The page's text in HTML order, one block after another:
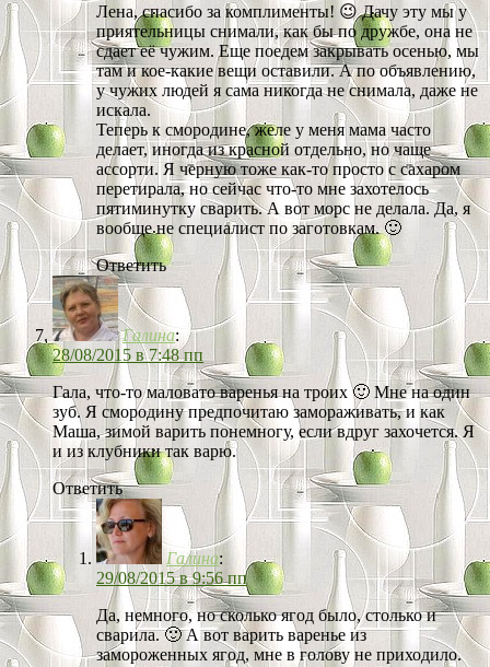
Лена, спасибо за комплименты! 😉 Дачу эту мы у
приятельницы снимали, как бы по дружбе, она не
сдает её чужим. Еще поедем закрывать осенью, мы
там и кое-какие вещи оставили. А по объявлению,
у чужих людей я сама никогда не снимала, даже не
искала.
Теперь к смородине, желе у меня мама часто
делает, иногда из красной отдельно, но чаще
ассорти. Я черную тоже как-то просто с сахаром
перетирала, но сейчас что-то мне захотелось
пятиминутку сварить. А вот морс не делала. Да, я
вообще не специалист по заготовкам. 🙂
Ответить
Галина:
28/08/2015 в 7:48 пп
Гала, что-то маловато варенья на троих 🙂 Мне на один
зуб. Я смородину предпочитаю замораживать, и как
Маша, зимой варить понемногу, если вдруг захочется. Я
и из клубники так варю.
Ответить
Галина:
29/08/2015 в 9:56 пп
Да, немного, но сколько ягод было, столько и
сварила. 🙂 А вот варить варенье из
замороженных ягод, мне в голову не приходило.